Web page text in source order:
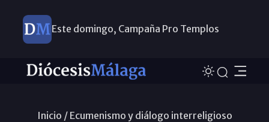
Este domingo, Campaña Pro Templos
Inicio / Ecumenismo y diálogo interreligioso